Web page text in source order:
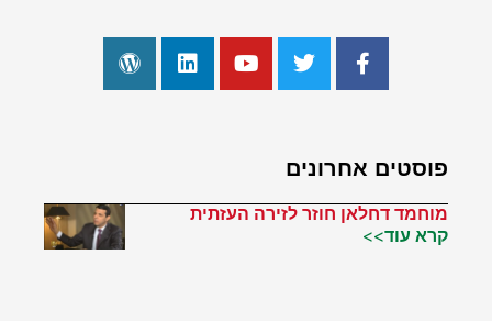
פוסטים אחרונים
מוחמד דחלאן חוזר לזירה העזתית
קרא עוד>>